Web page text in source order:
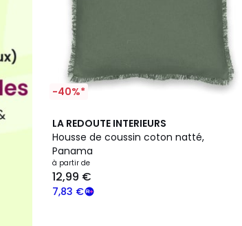
-40%*
LA REDOUTE INTERIEURS
Housse de coussin coton natté,
Panama
à partir de
7,83 €
12,99 €
4,6
/ 5
8
Couleurs